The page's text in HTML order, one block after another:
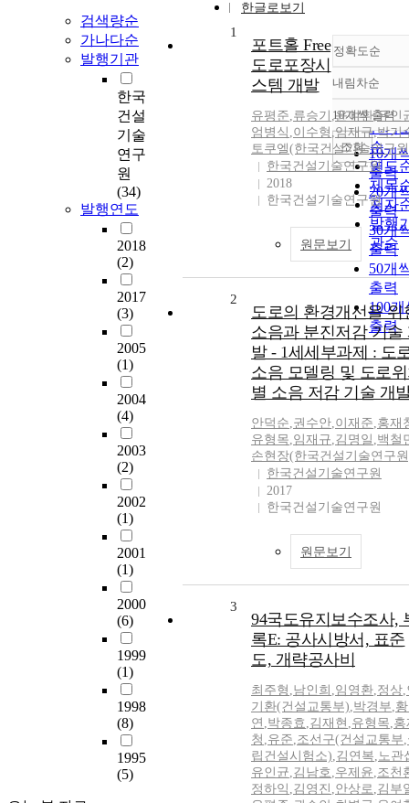
검색량순
가나다순
발행기관
한국
건설
기술
연구
원
(34)
발행연도
2018
(2)
2017
(3)
2005
(1)
2004
(4)
2003
(2)
2002
(1)
2001
(1)
2000
(6)
1999
(1)
1998
(8)
1995
(5)
한글로보기
정확도순
정확
순
인기
순
연도
제목
저자
발행
관순
내림차순
내림
10개씩 출력
10개
출력
20개
출력
30개
출력
50개
출력
100개
출력
조회
1
포트홀 Free
도로포장시
스템 개발
유평준,류승기 ,윤여환,유인
엄병식 ,이수형 ,임재규,박기
토쿠엘(한국건설기술연구
한국건설기술연구원
2018
한국건설기술연구원
원문보기
2
도로의 환경개선을 위
소음과 분진저감 기술
발 - 1세세부과제 : 도
소음 모델링 및 도로
별 소음 저감 기술 개
안덕순,권수안,이재준,홍재
유형목,임재규,김명일 ,백철
손현장(한국건설기술연구
한국건설기술연구원
2017
한국건설기술연구원
원문보기
3
94국도유지보수조사,
록E: 공사시방서, 표준
도, 개략공사비
최주형 ,남인희 ,임영환,정상,
기환(건설교통부),박경부,
연 ,박종효 ,김재현 ,유형목,홍
청 ,유준,조선구(건설교통부,
립건설시험소),김연복,노관
유인균,김남호,우제윤,조천
정하익 ,김영진 ,안상로,김부